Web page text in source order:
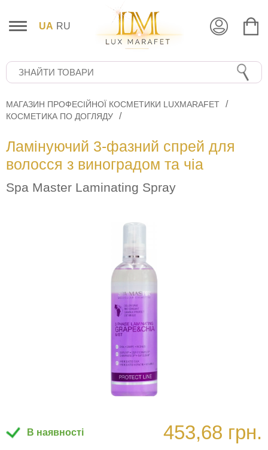
UA RU
МАГАЗИН ПРОФЕСІЙНОЇ КОСМЕТИКИ LUXMARAFET
КОСМЕТИКА ПО ДОГЛЯДУ
Ламінуючий 3-фазний спрей для
волосся з виноградом та чіа
Spa Master Laminating Spray
В наявності 453,68 грн.